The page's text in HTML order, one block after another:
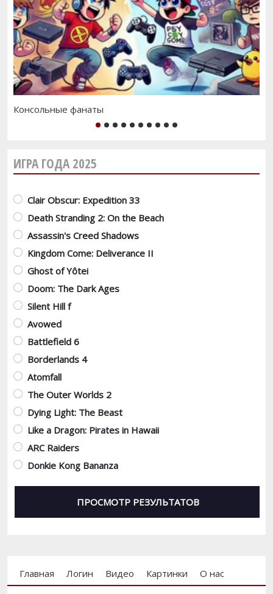
Консольные фанаты
1 2 3
ИГРА ГОДА 2025
Варианты
Clair Obscur: Expedition 33
Death Stranding 2: On the Beach
Assassin's Creed Shadows
Kingdom Come: Deliverance II
Ghost of Yôtei
Doom: The Dark Ages
Silent Hill f
Avowed
Battlefield 6
Borderlands 4
Atomfall
The Outer Worlds 2
Dying Light: The Beast
Like a Dragon: Pirates in Hawaii
ARC Raiders
Donkie Kong Bananza
Footer menu
Главная Логин Видео Картинки
О нас